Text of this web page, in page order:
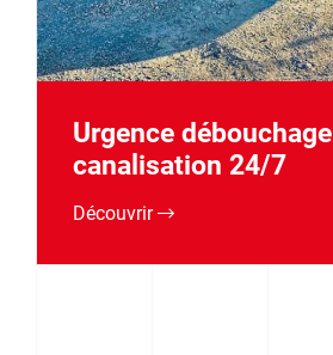
Urgence débouchage
canalisation 24/7
Découvrir